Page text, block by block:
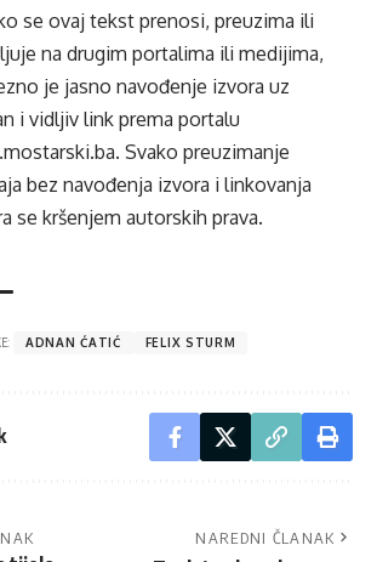
se ovaj tekst prenosi, preuzima ili
na drugim portalima ili medijima,
je jasno navođenje izvora uz
i vidljiv link prema portalu
. Svako preuzimanje
bez navođenja izvora i linkovanja
se kršenjem autorskih prava.
ADNAN ĆATIĆ FELIX STURM
NAREDNI ČLANAK